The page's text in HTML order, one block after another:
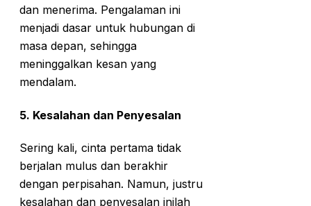
dan menerima. Pengalaman ini
menjadi dasar untuk hubungan di
masa depan, sehingga
meninggalkan kesan yang
mendalam.
5. Kesalahan dan Penyesalan
Sering kali, cinta pertama tidak
berjalan mulus dan berakhir
dengan perpisahan. Namun, justru
kesalahan dan penyesalan inilah